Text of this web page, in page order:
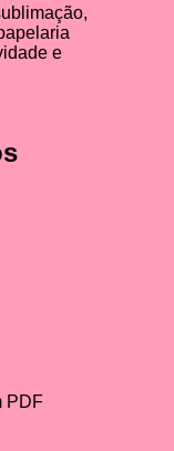
e
PDF